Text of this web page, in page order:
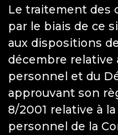
Le traitement des
par le biais de ce
aux dispositions
décembre relative
personnel et du
approuvant son
8/2001 relative à
personnel de la